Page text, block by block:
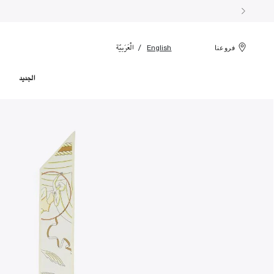
فروعنا English الْعَرَبيّة
الجديد